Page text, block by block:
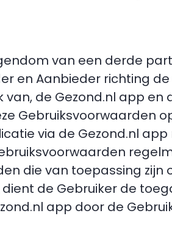
van een derde
en Aanbieder richting de
de Gezond.nl app en
Gebruiksvoorwaarden
via de Gezond.nl
die van toepassing zijn
de Gebruiker de
app door de